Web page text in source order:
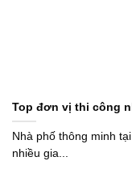
Top đơn vị thi công
Nhà phố thông minh
nhiều gia...